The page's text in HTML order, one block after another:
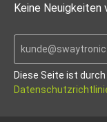
Keine Neuigkeiten
Diese Seite ist